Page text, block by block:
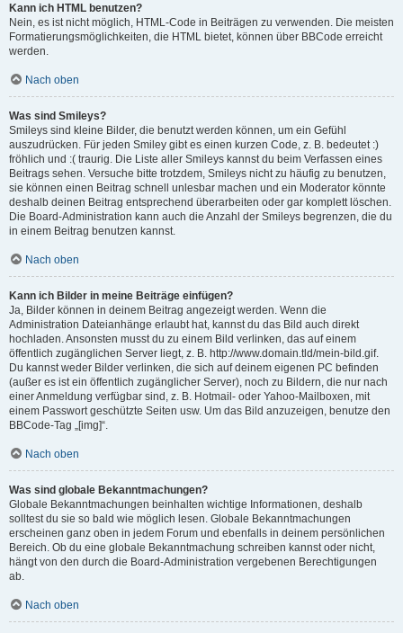
Kann ich HTML benutzen?
Nein, es ist nicht möglich, HTML-Code in Beiträgen zu verwenden. Die meisten
Formatierungsmöglichkeiten, die HTML bietet, können über BBCode erreicht
werden.
Nach oben
Was sind Smileys?
Smileys sind kleine Bilder, die benutzt werden können, um ein Gefühl
auszudrücken. Für jeden Smiley gibt es einen kurzen Code, z. B. bedeutet :)
fröhlich und :( traurig. Die Liste aller Smileys kannst du beim Verfassen eines
Beitrags sehen. Versuche bitte trotzdem, Smileys nicht zu häufig zu benutzen,
sie können einen Beitrag schnell unlesbar machen und ein Moderator könnte
deshalb deinen Beitrag entsprechend überarbeiten oder gar komplett löschen.
Die Board-Administration kann auch die Anzahl der Smileys begrenzen, die du
in einem Beitrag benutzen kannst.
Nach oben
Kann ich Bilder in meine Beiträge einfügen?
Ja, Bilder können in deinem Beitrag angezeigt werden. Wenn die
Administration Dateianhänge erlaubt hat, kannst du das Bild auch direkt
hochladen. Ansonsten musst du zu einem Bild verlinken, das auf einem
öffentlich zugänglichen Server liegt, z. B. http://www.domain.tld/mein-bild.gif.
Du kannst weder Bilder verlinken, die sich auf deinem eigenen PC befinden
(außer es ist ein öffentlich zugänglicher Server), noch zu Bildern, die nur nach
einer Anmeldung verfügbar sind, z. B. Hotmail- oder Yahoo-Mailboxen, mit
einem Passwort geschützte Seiten usw. Um das Bild anzuzeigen, benutze den
BBCode-Tag „[img]“.
Nach oben
Was sind globale Bekanntmachungen?
Globale Bekanntmachungen beinhalten wichtige Informationen, deshalb
solltest du sie so bald wie möglich lesen. Globale Bekanntmachungen
erscheinen ganz oben in jedem Forum und ebenfalls in deinem persönlichen
Bereich. Ob du eine globale Bekanntmachung schreiben kannst oder nicht,
hängt von den durch die Board-Administration vergebenen Berechtigungen
ab.
Nach oben